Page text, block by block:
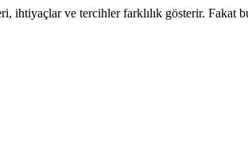
ihtiyaçlar ve tercihler farklılık gösterir. Fakat